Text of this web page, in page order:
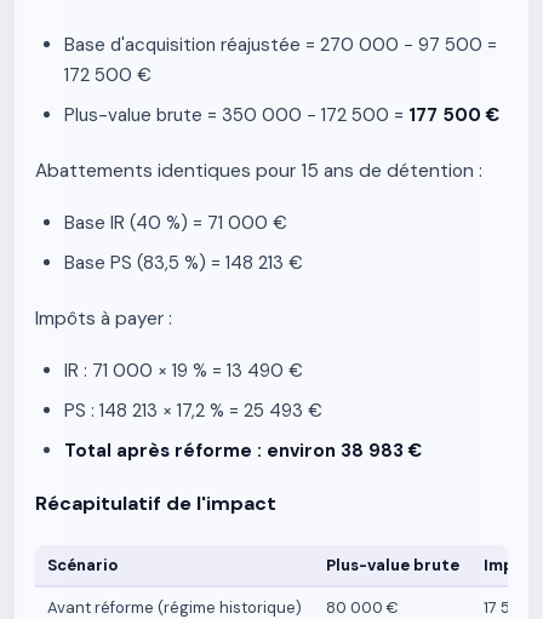
Base d'acquisition réajustée = 270 000 − 97 500 =
172 500 €
Plus-value brute = 350 000 − 172 500 = 177 500 €
Abattements identiques pour 15 ans de détention :
Base IR (40 %) = 71 000 €
Base PS (83,5 %) = 148 213 €
Impôts à payer :
IR : 71 000 × 19 % = 13 490 €
PS : 148 213 × 17,2 % = 25 493 €
Total après réforme : environ 38 983 €
Récapitulatif de l'impact
Scénario Plus-value brute Impôt
Avant réforme (régime historique) 80 000 €
17 570